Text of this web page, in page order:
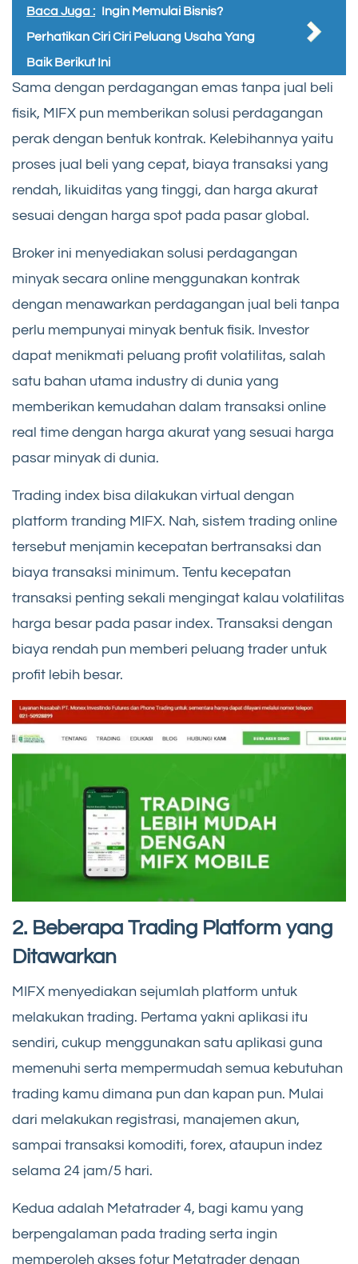
Baca Juga : Ingin Memulai Bisnis?
Perhatikan Ciri Ciri Peluang Usaha Yang
Baik Berikut Ini
Sama dengan perdagangan emas tanpa jual beli
fisik, MIFX pun memberikan solusi perdagangan
perak dengan bentuk kontrak. Kelebihannya yaitu
proses jual beli yang cepat, biaya transaksi yang
rendah, likuiditas yang tinggi, dan harga akurat
sesuai dengan harga spot pada pasar global.
Broker ini menyediakan solusi perdagangan
minyak secara online menggunakan kontrak
dengan menawarkan perdagangan jual beli tanpa
perlu mempunyai minyak bentuk fisik. Investor
dapat menikmati peluang profit volatilitas, salah
satu bahan utama industry di dunia yang
memberikan kemudahan dalam transaksi online
real time dengan harga akurat yang sesuai harga
pasar minyak di dunia.
Trading index bisa dilakukan virtual dengan
platform tranding MIFX. Nah, sistem trading online
tersebut menjamin kecepatan bertransaksi dan
biaya transaksi minimum. Tentu kecepatan
transaksi penting sekali mengingat kalau volatilitas
harga besar pada pasar index. Transaksi dengan
biaya rendah pun memberi peluang trader untuk
profit lebih besar.
2. Beberapa Trading Platform yang
Ditawarkan
MIFX menyediakan sejumlah platform untuk
melakukan trading. Pertama yakni aplikasi itu
sendiri, cukup menggunakan satu aplikasi guna
memenuhi serta mempermudah semua kebutuhan
trading kamu dimana pun dan kapan pun. Mulai
dari melakukan registrasi, manajemen akun,
sampai transaksi komoditi, forex, ataupun indez
selama 24 jam/5 hari.
Kedua adalah Metatrader 4, bagi kamu yang
berpengalaman pada trading serta ingin
memperoleh akses fotur Metatrader dengan